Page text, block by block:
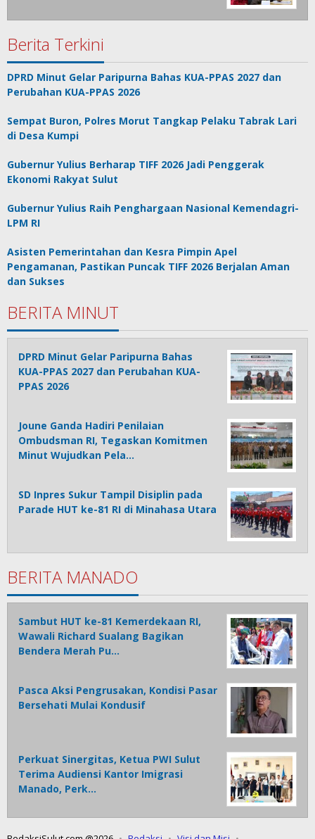
Berita Terkini
DPRD Minut Gelar Paripurna Bahas KUA-PPAS 2027 dan
Perubahan KUA-PPAS 2026
Sempat Buron, Polres Morut Tangkap Pelaku Tabrak Lari
di Desa Kumpi
Gubernur Yulius Berharap TIFF 2026 Jadi Penggerak
Ekonomi Rakyat Sulut
Gubernur Yulius Raih Penghargaan Nasional Kemendagri-
LPM RI
Asisten Pemerintahan dan Kesra Pimpin Apel
Pengamanan, Pastikan Puncak TIFF 2026 Berjalan Aman
dan Sukses
BERITA MINUT
DPRD Minut Gelar Paripurna Bahas
KUA-PPAS 2027 dan Perubahan KUA-
PPAS 2026
Joune Ganda Hadiri Penilaian
Ombudsman RI, Tegaskan Komitmen
Minut Wujudkan Pela…
SD Inpres Sukur Tampil Disiplin pada
Parade HUT ke-81 RI di Minahasa Utara
BERITA MANADO
Sambut HUT ke-81 Kemerdekaan RI,
Wawali Richard Sualang Bagikan
Bendera Merah Pu…
Pasca Aksi Pengrusakan, Kondisi Pasar
Bersehati Mulai Kondusif
Perkuat Sinergitas, Ketua PWI Sulut
Terima Audiensi Kantor Imigrasi
Manado, Perk…